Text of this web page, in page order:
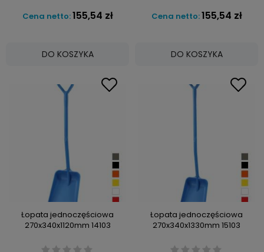
Cena netto:155,54 zł
DO KOSZYKA
Cena netto:155,54 zł
DO KOSZYKA
Łopata jednoczęściowa
270x340x1120mm 14103
Łopata jednoczęściowa
270x340x1330mm 15103